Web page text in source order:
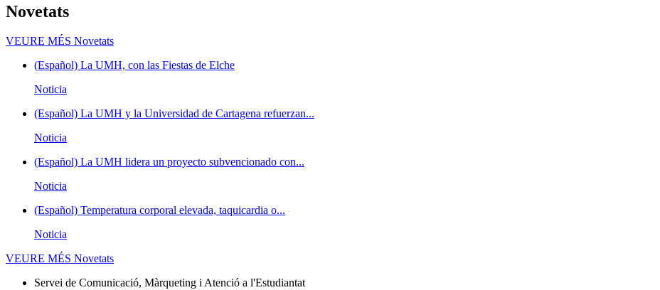
Novetats
VEURE MÉS Novetats
(Español) La UMH, con las Fiestas de Elche
Noticia
(Español) La UMH y la Universidad de Cartagena refuerzan...
Noticia
(Español) La UMH lidera un proyecto subvencionado con...
Noticia
(Español) Temperatura corporal elevada, taquicardia o...
Noticia
VEURE MÉS Novetats
Servei de Comunicació, Màrqueting i Atenció a l'Estudiantat